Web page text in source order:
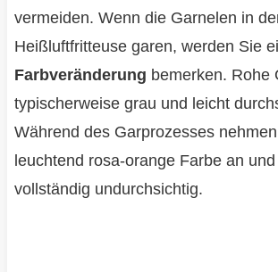
vermeiden. Wenn die Garnelen in
Heißluftfritteuse garen, werden Sie
Farbveränderung bemerken. Rohe
typischerweise grau und leicht
Während des Garprozesses
leuchtend rosa-orange Farbe an
vollständig undurchsichtig.